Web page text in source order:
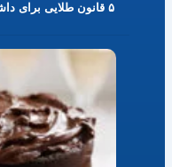
۵ قانون طلایی برای داشتن کودک خوش غذا و خوش اشتها